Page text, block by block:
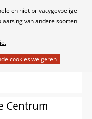
en niet-privacygevoelige
van andere soorten
Centrum